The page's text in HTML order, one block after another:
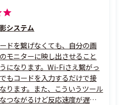
システム
ドを繋げなくても、自分の画
モニターに映し出させること
になります。Wi-Fiさえ繋がっ
もコードを入力するだけで接
ります。また、こういうツール
つながるけど反応速度が遅い